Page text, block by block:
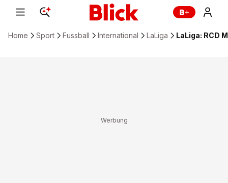
Home Sport Fussball International LaLiga LaLiga: RCD